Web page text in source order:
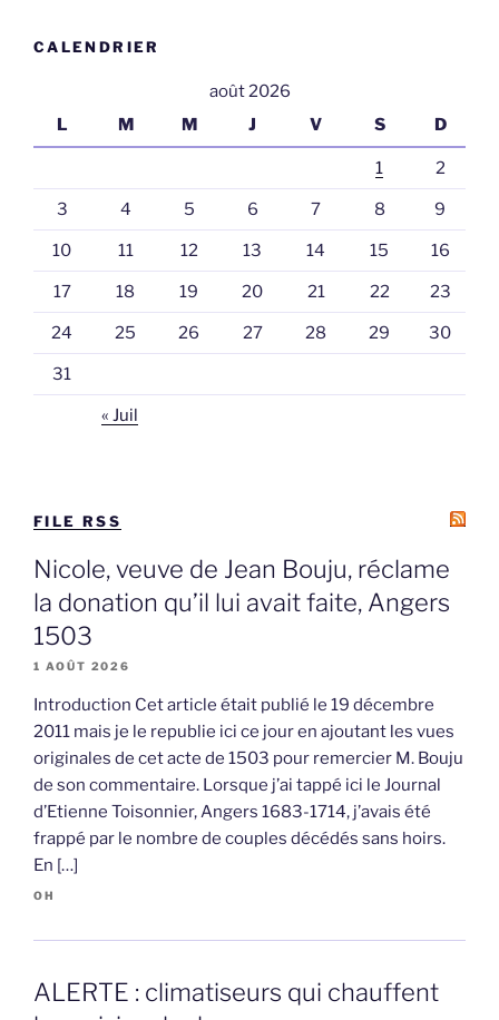
CALENDRIER
août 2026
L
M M J V S D
1 2
3 4 5 6 7 8 9
10 11 12 13 14 15 16
17 18 19 20 21 22 23
24 25 26 27 28 29 30
31
« Juil
FILE RSS
Nicole, veuve de Jean Bouju, réclame
la donation qu’il lui avait faite, Angers
1503
1 AOÛT 2026
Introduction Cet article était publié le 19 décembre
2011 mais je le republie ici ce jour en ajoutant les vues
originales de cet acte de 1503 pour remercier M. Bouju
de son commentaire. Lorsque j’ai tappé ici le Journal
d’Etienne Toisonnier, Angers 1683-1714, j’avais été
frappé par le nombre de couples décédés sans hoirs.
En […]
OH
ALERTE : climatiseurs qui chauffent